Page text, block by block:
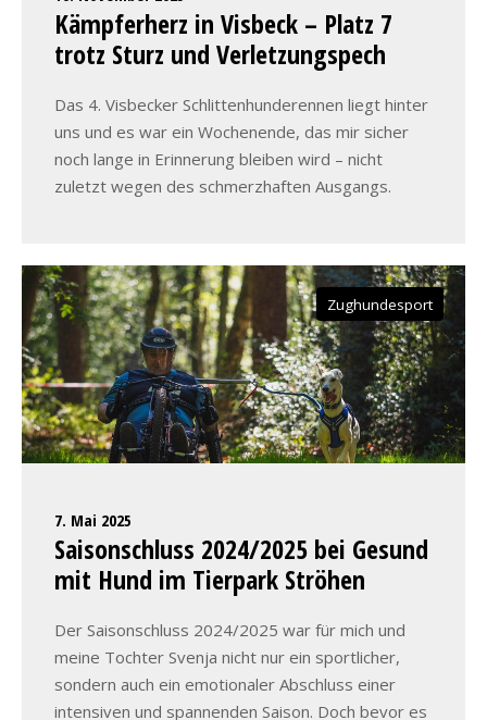
Kämpferherz in Visbeck – Platz 7
trotz Sturz und Verletzungspech
Das 4. Visbecker Schlittenhunderennen liegt hinter
uns und es war ein Wochenende, das mir sicher
noch lange in Erinnerung bleiben wird – nicht
zuletzt wegen des schmerzhaften Ausgangs.
Zughundesport
7. Mai 2025
Saisonschluss 2024/2025 bei Gesund
mit Hund im Tierpark Ströhen
Der Saisonschluss 2024/2025 war für mich und
meine Tochter Svenja nicht nur ein sportlicher,
sondern auch ein emotionaler Abschluss einer
intensiven und spannenden Saison. Doch bevor es